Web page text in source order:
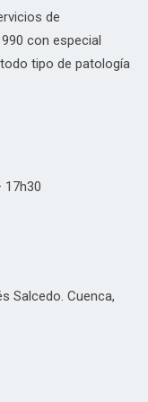
de
con especial
tipo de patología
17h30
Salcedo. Cuenca,